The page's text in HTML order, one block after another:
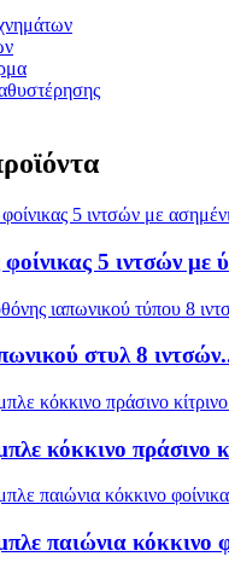
5 ιντσών με
στυλ 8
κόκκινο πράσινο
παιώνια κόκκινο